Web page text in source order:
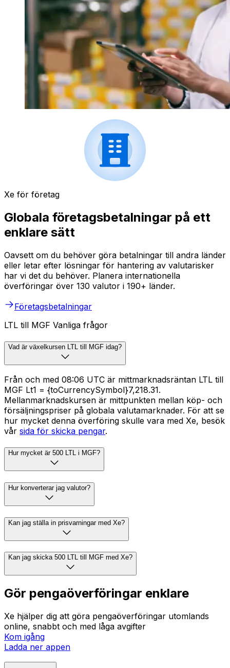
Xe för företag
Globala företagsbetalningar på ett
enklare sätt
Oavsett om du behöver göra betalningar till andra länder
eller letar efter lösningar för hantering av valutarisker
har vi det du behöver. Planera internationella
överföringar över 130 valutor i 190+ länder.
Företagsbetalningar
LTL till MGF Vanliga frågor
Vad är växelkursen LTL till MGF idag?
Från och med 08:06 UTC är mittmarknadsräntan LTL till
MGF Lt1 = {toCurrencySymbol}7,218.31.
Mellanmarknadskursen är mittpunkten mellan köp- och
försäljningspriser på globala valutamarknader. För att se
hur mycket denna överföring skulle vara med Xe, besök
vår sida för skicka pengar.
Hur mycket är 500 LTL i MGF?
Hur konverterar jag valutor?
Kan jag ställa in prisvarningar med Xe?
Kan jag skicka 500 LTL till MGF med Xe?
Gör pengaöverföringar enklare
Xe hjälper dig att göra pengaöverföringar utomlands
online, snabbt och med låga avgifter
Kom igång
Ladda ner appen